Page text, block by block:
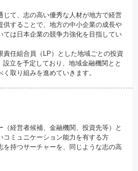
じて、志の高い優秀な人材が地方で経営
供することで、地方の中小企業の成長や
ては日本企業の競争力強化を目指してい
責任組合員（LP）とした地域ごとの投資
立を予定しており、地域金融機関とと
取り組みを進めていきます。
（経営者候補、金融機関、投資先等）と
コミュニケーション能力を有する方
を持つサーチャーを、同じような志の高